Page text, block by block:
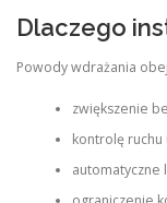
Dlaczego
Powody wdrażania
zwiększenie
kontrolę ruchu
automatyczne